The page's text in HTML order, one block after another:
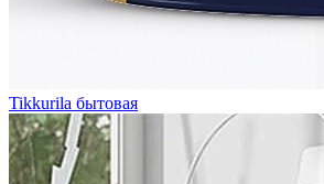
Tikkurila бытовая